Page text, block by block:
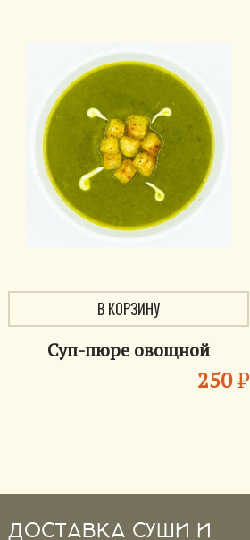
В КОРЗИНУ
Суп-пюре овощной
250₽
ДОСТАВКА СУШИ И